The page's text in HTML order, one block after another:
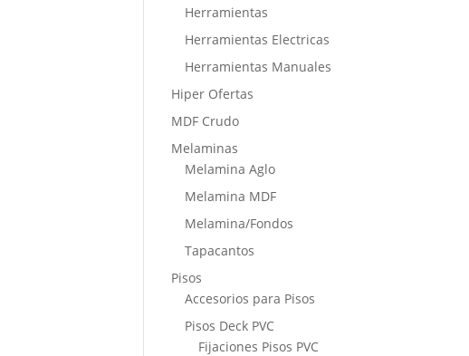
Herramientas
Herramientas Electricas
Herramientas Manuales
Hiper Ofertas
MDF Crudo
Melaminas
Melamina Aglo
Melamina MDF
Melamina/Fondos
Tapacantos
Pisos
Accesorios para Pisos
Pisos Deck PVC
Fijaciones Pisos PVC